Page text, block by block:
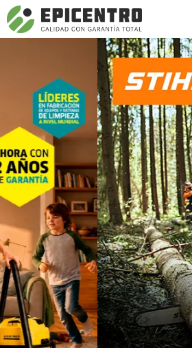
¿Olvidó su contraseña?Regístrese aquí